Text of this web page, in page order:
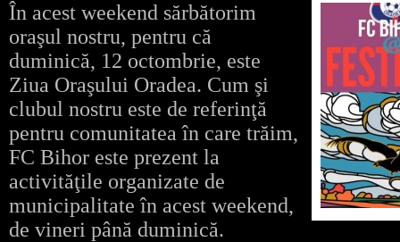
În acest weekend sărbătorim
oraşul nostru, pentru că
duminică, 12 octombrie, este
Ziua Oraşului Oradea. Cum şi
clubul nostru este de referinţă
pentru comunitatea în care trăim,
FC Bihor este prezent la
activităţile organizate de
municipalitate în acest weekend,
de vineri până duminică.